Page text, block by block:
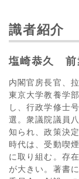
識者紹介
塩崎恭久 前
内閣官房長官、
東京大学教養学
し、行政学修士
選。衆議院議員
知られ、政策決
時代は、受動喫
に取り組む。存
が大きい。著書